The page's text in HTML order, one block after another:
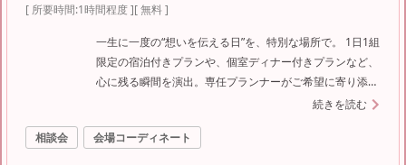
[ 所要時間:1時間程度][ 無料 ]
一生に一度の“想いを伝える日”を、特別な場所で。 1日1組
限定の宿泊付きプランや、個室ディナー付きプランなど、
心に残る瞬間を演出。専任プランナーがご希望に寄り添
い、最高の一日をサポートいたしますのでお気軽にご相談
続きを読む
相談会 会場コーディネート